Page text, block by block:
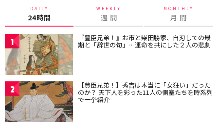
DAILY
24時間
WEEKLY
週 間
MONTHLY
月 間
1 『豊臣兄弟！』お市と柴田勝家、自刃しての最
期と「辞世の句」…運命を共にした２人の悲劇
2 【豊臣兄弟！】秀吉は本当に「女狂い」だった
のか？ 天下人を彩った11人の側室たちを時系列
で一挙紹介